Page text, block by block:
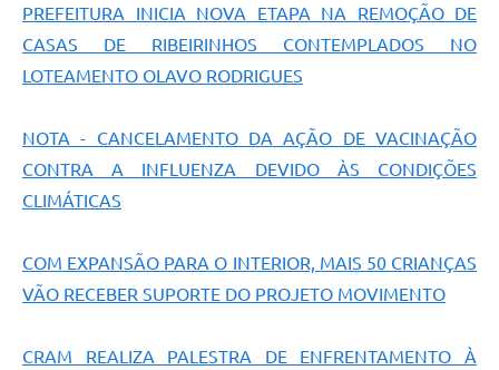
PREFEITURA INICIA NOVA ETAPA NA REMOÇÃO DE
CASAS DE RIBEIRINHOS CONTEMPLADOS NO
LOTEAMENTO OLAVO RODRIGUES
NOTA - CANCELAMENTO DA AÇÃO DE VACINAÇÃO
CONTRA A INFLUENZA DEVIDO ÀS CONDIÇÕES
CLIMÁTICAS
COM EXPANSÃO PARA O INTERIOR, MAIS 50 CRIANÇAS
VÃO RECEBER SUPORTE DO PROJETO MOVIMENTO
CRAM REALIZA PALESTRA DE ENFRENTAMENTO À